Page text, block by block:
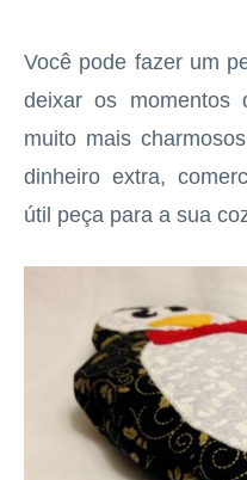
Você pode fazer um
deixar os momentos
muito mais
dinheiro extra,
útil peça para a sua